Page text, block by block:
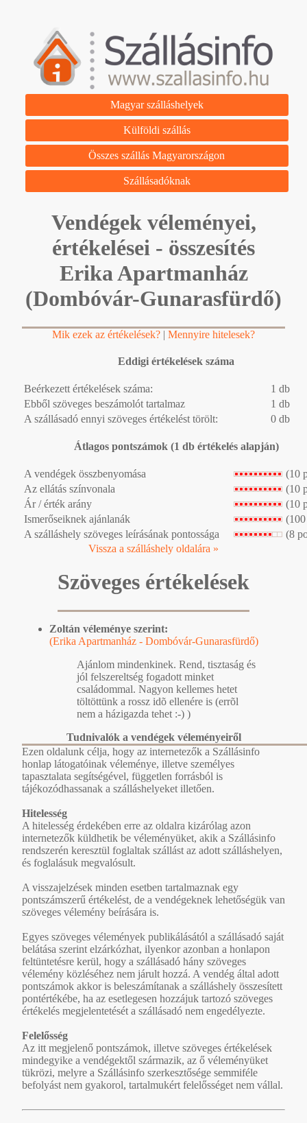
Magyar szálláshelyek
Külföldi szállás
Összes szállás Magyarországon
Szállásadóknak
Vendégek véleményei,
értékelései - összesítés
Erika Apartmanház
(Dombóvár-Gunarasfürdő)
Mik ezek az értékelések? | Mennyire hitelesek?
Eddigi értékelések száma
Beérkezett értékelések száma:
1 db
Ebből szöveges beszámolót tartalmaz
1 db
A szállásadó ennyi szöveges értékelést törölt:
0 db
Átlagos pontszámok (1 db értékelés alapján)
A vendégek összbenyomása
(10
Az ellátás színvonala
(10
Ár / érték arány
(10
Ismerőseiknek ajánlanák
A szálláshely szöveges leírásának pontossága
(8
Vissza a szálláshely oldalára »
Szöveges értékelések
Zoltán véleménye szerint:
(Erika Apartmanház - Dombóvár-Gunarasfürdő)
Ajánlom mindenkinek. Rend, tisztaság és
jól felszereltség fogadott minket
családommal. Nagyon kellemes hetet
töltöttünk a rossz idõ ellenére is (errõl
nem a házigazda tehet :-) )
Tudnivalók a vendégek véleményeiről
Ezen oldalunk célja, hogy az internetezők a Szállásinfo
honlap látogatóinak véleménye, illetve személyes
tapasztalata segítségével, független forrásból is
tájékozódhassanak a szálláshelyeket illetően.
Hitelesség
A hitelesség érdekében erre az oldalra kizárólag azon
internetezők küldhetik be véleményüket, akik a Szállásinfo
rendszerén keresztül foglaltak szállást az adott szálláshelyen,
és foglalásuk megvalósult.
A visszajelzések minden esetben tartalmaznak egy
pontszámszerű értékelést, de a vendégeknek lehetőségük van
szöveges vélemény beírására is.
Egyes szöveges vélemények publikálásától a szállásadó saját
belátása szerint elzárkózhat, ilyenkor azonban a honlapon
feltüntetésre kerül, hogy a szállásadó hány szöveges
vélemény közléséhez nem járult hozzá. A vendég által adott
pontszámok akkor is beleszámítanak a szálláshely összesített
pontértékébe, ha az esetlegesen hozzájuk tartozó szöveges
értékelés megjelentetését a szállásadó nem engedélyezte.
Felelősség
Az itt megjelenő pontszámok, illetve szöveges értékelések
mindegyike a vendégektől származik, az ő véleményüket
tükrözi, melyre a Szállásinfo szerkesztősége semmiféle
befolyást nem gyakorol, tartalmukért felelősséget nem vállal.